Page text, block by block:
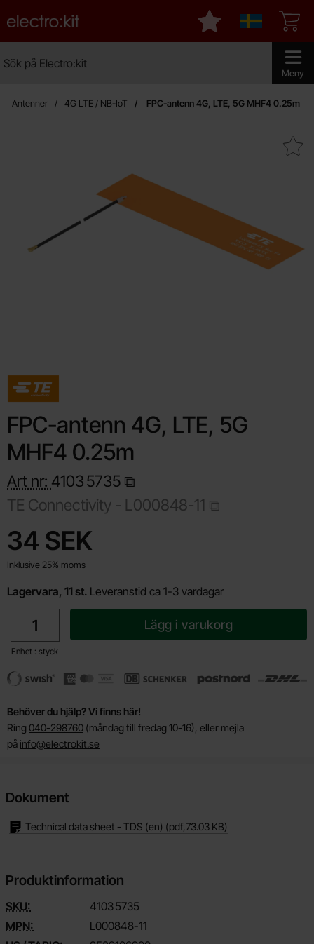
Meny
Startsidan för Electro:kit
Sverige
Mina favoriter
Antenner 4G LTE / NB-IoT FPC-antenn 4G, LTE, 5G MHF4 0.25m
Makera fPC-antenn 4G, LTE,
FPC-antenn 4G, LTE, 5G
MHF4 0.25m
Art nr: 41035735
TE Connectivity - L000848-11
pris
34 SEK
Inklusive 25% moms
Lagervara, 11 st. Leveranstid ca 1-3 vardagar
Enhet : styck
Lägg i varukorg
Behöver du hjälp? Vi finns här!
Ring 040-298760 (måndag till fredag 10-16), eller mejla
på info@electrokit.se
Dokument
Technical data sheet - TDS (en) (pdf,73.03 KB)
Produktinformation
SKU: 41035735
MPN:
L000848-11